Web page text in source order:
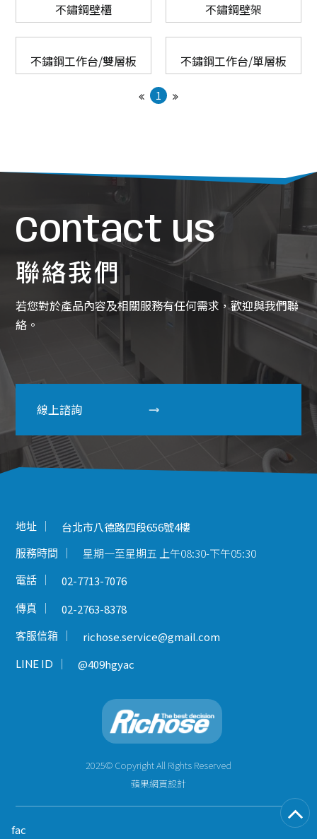
低溫烹調機
不鏽鋼壁櫃 不鏽鋼壁架
不鏽鋼工作台/雙層板 不鏽鋼工作台/單層板
1
Contact us
聯絡我們
若您對於產品內容及相關服務有任何需求，歡迎與我們聯
絡。
線上諮詢
地址 台北市八德路四段656號4樓
服務時間 星期一至星期五 上午08:30-下午05:30
電話 02-7713-7076
傳真 02-2763-8378
客服信箱 richose.service@gmail.com
LINE ID @409hgyac
2025© Copyright All Rights Reserved
蘋果網頁設計
fac